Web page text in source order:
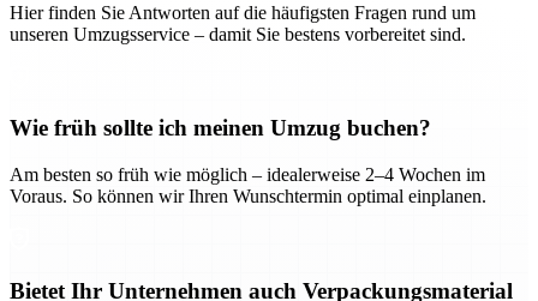
Hier finden Sie Antworten auf die häufigsten Fragen rund um
unseren Umzugsservice – damit Sie bestens vorbereitet sind.
Wie früh sollte ich meinen Umzug buchen?
Am besten so früh wie möglich – idealerweise 2–4 Wochen im
Voraus. So können wir Ihren Wunschtermin optimal einplanen.
Bietet Ihr Unternehmen auch Verpackungsmaterial